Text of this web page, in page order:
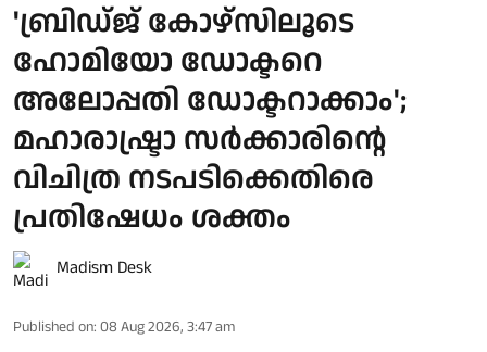
'ബ്രിഡ്ജ് കോഴ്സിലൂടെ
ഹോമിയോ ഡോക്ടറെ
അലോപ്പതി ഡോക്ടറാക്കാം';
മഹാരാഷ്ട്രാ സര്‍ക്കാരിന്റെ
വിചിത്ര നടപടിക്കെതിരെ
പ്രതിഷേധം ശക്തം
Madism Desk
Published on: 08 Aug 2026, 3:47 am